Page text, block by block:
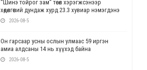
“Шинэ тойрог зам” төсөл хэрэгжсэнээр
хөдөлгөөний дундаж хурд 23.3 хувиар нэмэгдэнэ
2026-08-5
Он гарсаар усны ослын улмаас 59 иргэн
амиа алдсаны 14 нь хүүхэд байна
2026-08-5